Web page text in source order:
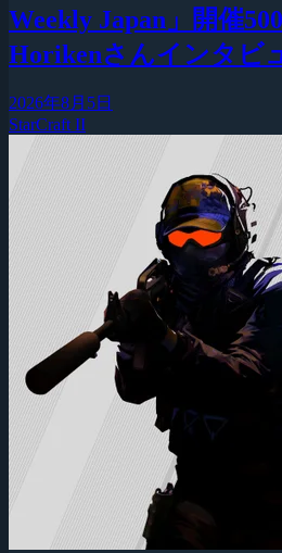
Weekly Japan」開催
Horikenさんインタビ
2026年8月5日
StarCraft II